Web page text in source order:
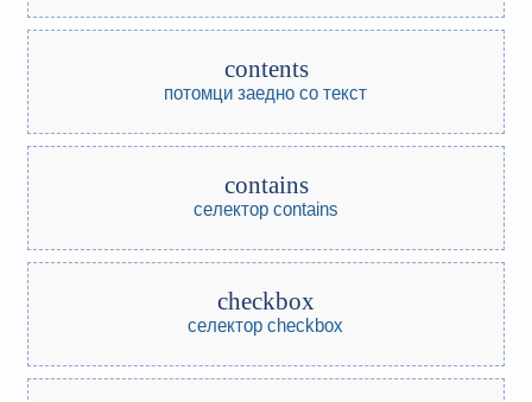
contents
потомци заедно со текст
contains
селектор contains
checkbox
селектор checkbox